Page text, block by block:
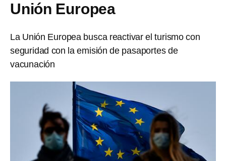
Unión Europea
La Unión Europea busca reactivar el turismo con
seguridad con la emisión de pasaportes de
vacunación